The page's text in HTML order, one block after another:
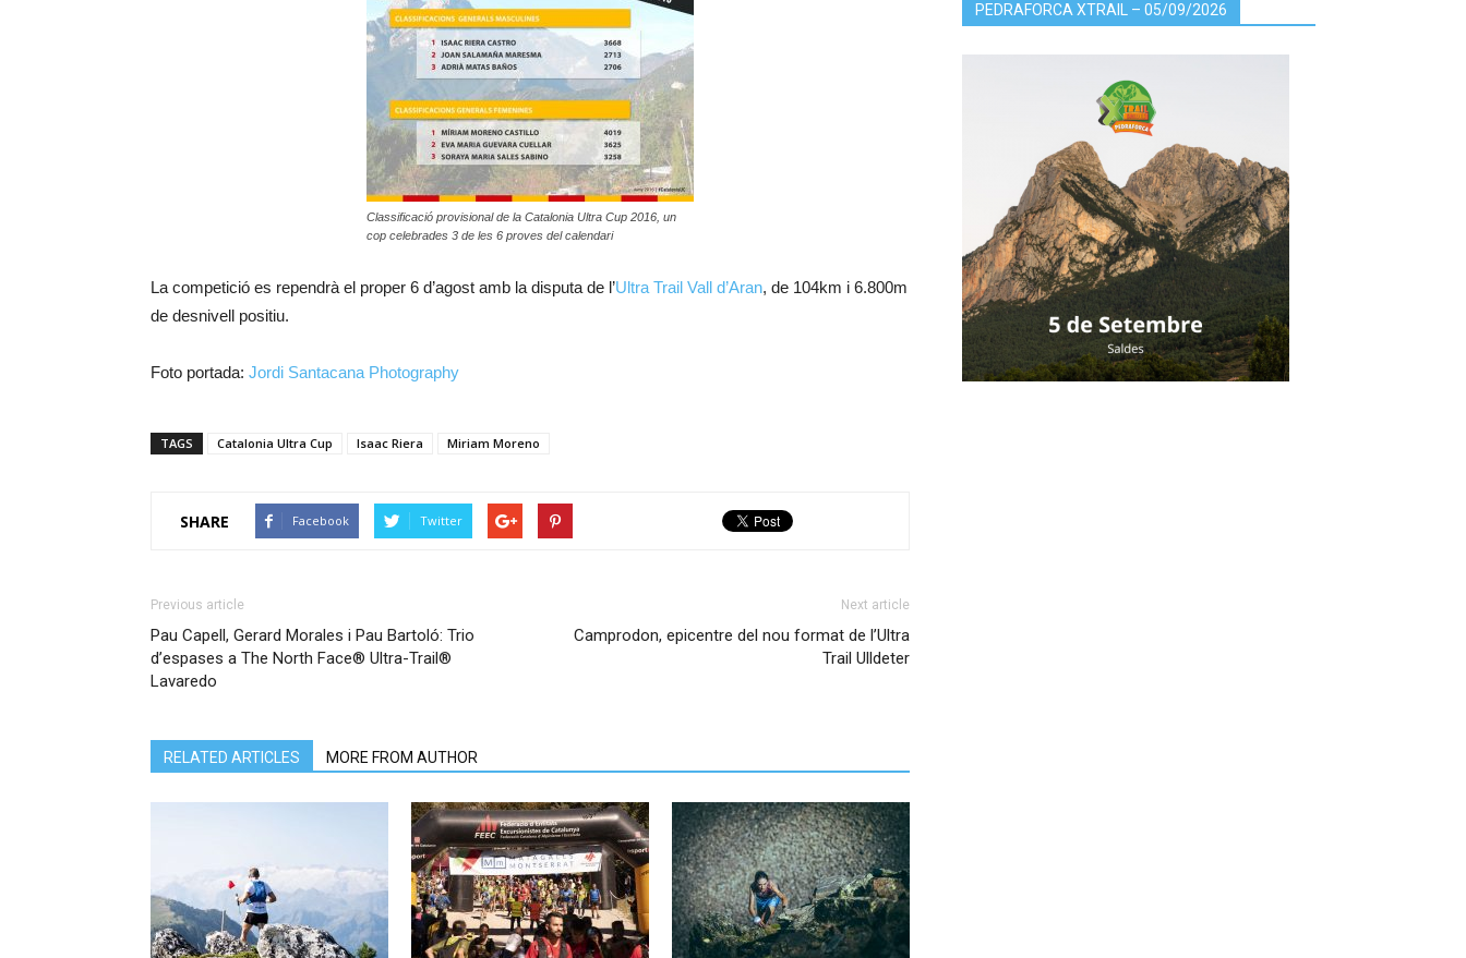
Classificació provisional de la Catalonia Ultra Cup 2016, un
cop celebrades 3 de les 6 proves del calendari
La competició es rependrà el proper 6 d’agost amb la disputa de l’Ultra Trail Vall d’Aran, de 104km i 6.800m
de desnivell positiu.
Foto portada: Jordi Santacana Photography
TAGS Catalonia Ultra Cup Isaac Riera Miriam Moreno
SHARE Facebook Twitter
Previous article
Pau Capell, Gerard Morales i Pau Bartoló: Trio
d’espases a The North Face® Ultra-Trail®
Lavaredo
Next article
Camprodon, epicentre del nou format de l’Ultra
Trail Ulldeter
RELATED ARTICLES MORE FROM AUTHOR
PEDRAFORCA XTRAIL – 05/09/2026